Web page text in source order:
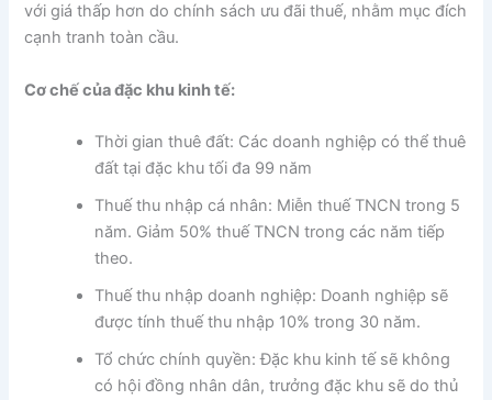
với giá thấp hơn do chính sách ưu đãi thuế, nhằm mục đích
cạnh tranh toàn cầu.
Cơ chế của đặc khu kinh tế:
Thời gian thuê đất: Các doanh nghiệp có thể thuê
đất tại đặc khu tối đa 99 năm
Thuế thu nhập cá nhân: Miễn thuế TNCN trong 5
năm. Giảm 50% thuế TNCN trong các năm tiếp
theo.
Thuế thu nhập doanh nghiệp: Doanh nghiệp sẽ
được tính thuế thu nhập 10% trong 30 năm.
Tổ chức chính quyền: Đặc khu kinh tế sẽ không
có hội đồng nhân dân, trưởng đặc khu sẽ do thủ